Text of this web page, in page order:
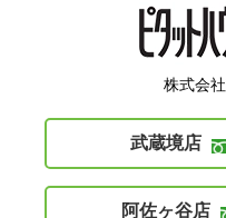
株式会
武蔵境店
阿佐ヶ谷店